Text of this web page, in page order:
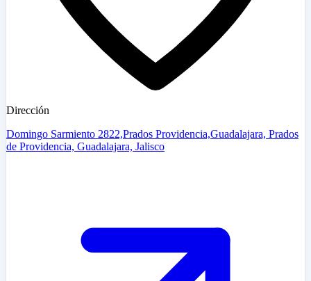
Dirección
Domingo Sarmiento 2822,Prados Providencia,Guadalajara, Prados
de Providencia, Guadalajara, Jalisco